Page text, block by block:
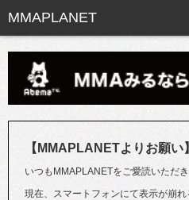
【MMAPLANETよりお願い】
いつもMMAPLANETをご愛読いただ
現在、スマートフォンにて表示が崩